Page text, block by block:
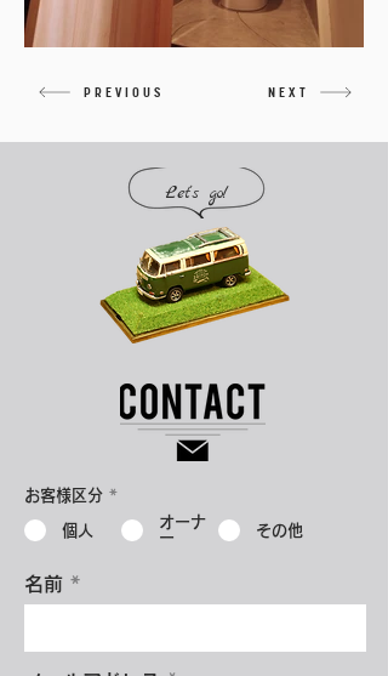
PREVIOUS NEXT
Let's go!
お客様区分 *
個人
オーナ
ー
その他
名前